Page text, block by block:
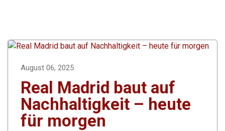
August 06, 2025
Real Madrid baut auf
Nachhaltigkeit – heute
für morgen